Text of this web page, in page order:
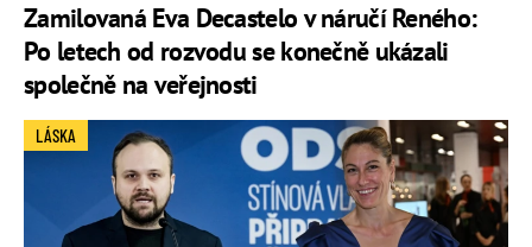
Zamilovaná Eva Decastelo v náručí Reného:
Po letech od rozvodu se konečně ukázali
společně na veřejnosti
LÁSKA